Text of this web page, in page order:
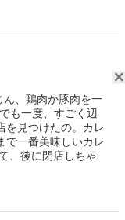
、鶏肉か豚肉を一
も一度、すごく辺
を見つけたの。カレ
で一番美味しいカレ
、後に閉店しちゃ